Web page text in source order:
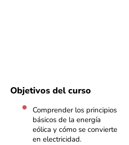
Objetivos del curso
Comprender los principios
básicos de la energía
eólica y cómo se convierte
en electricidad. ​